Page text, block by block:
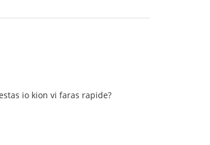
io kion vi faras rapide?